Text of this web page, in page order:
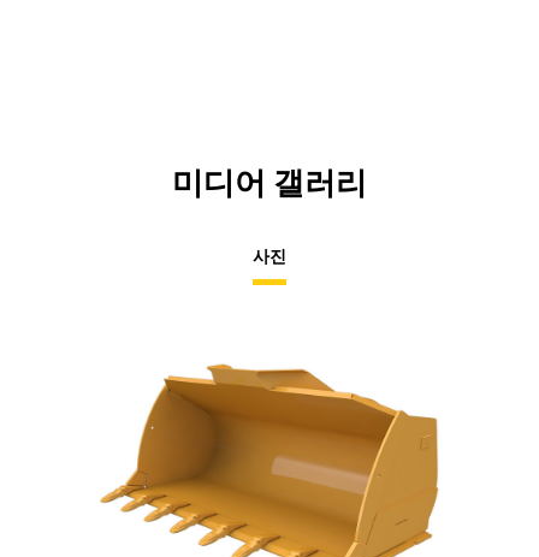
미디어 갤러리
사진